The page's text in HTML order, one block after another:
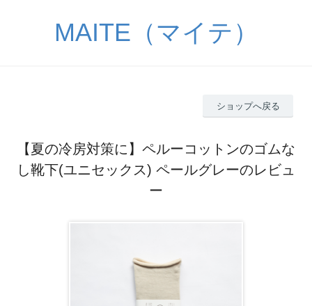
MAITE（マイテ）
ショップへ戻る
【夏の冷房対策に】ペルーコットンのゴムな
し靴下(ユニセックス) ペールグレーのレビュ
ー